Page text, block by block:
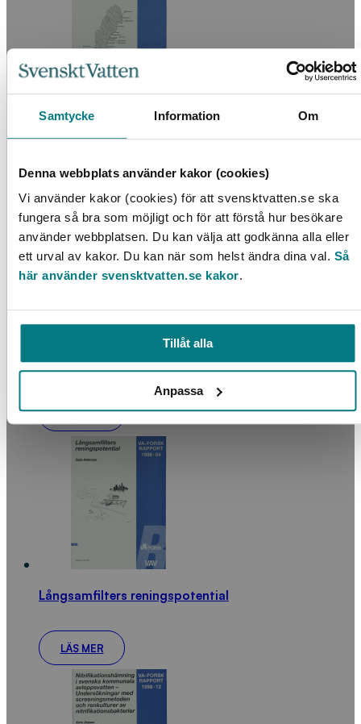
Samtycke Information Om
Denna webbplats använder kakor (cookies)
Vi använder kakor (cookies) för att svensktvatten.se ska
fungera så bra som möjligt och för att förstå hur besökare
använder webbplatsen. Du kan välja att godkänna alla eller
ett urval av kakor. Du kan när som helst ändra dina val. Så
här använder svensktvatten.se kakor.
Tillåt alla
Anpassa
Utvärdering av VA-lösningar i ekobyar
LÄS MER
Analys av avloppssystem med datormodeller
LÄS MER
Långsamfilters reningspotential
LÄS MER